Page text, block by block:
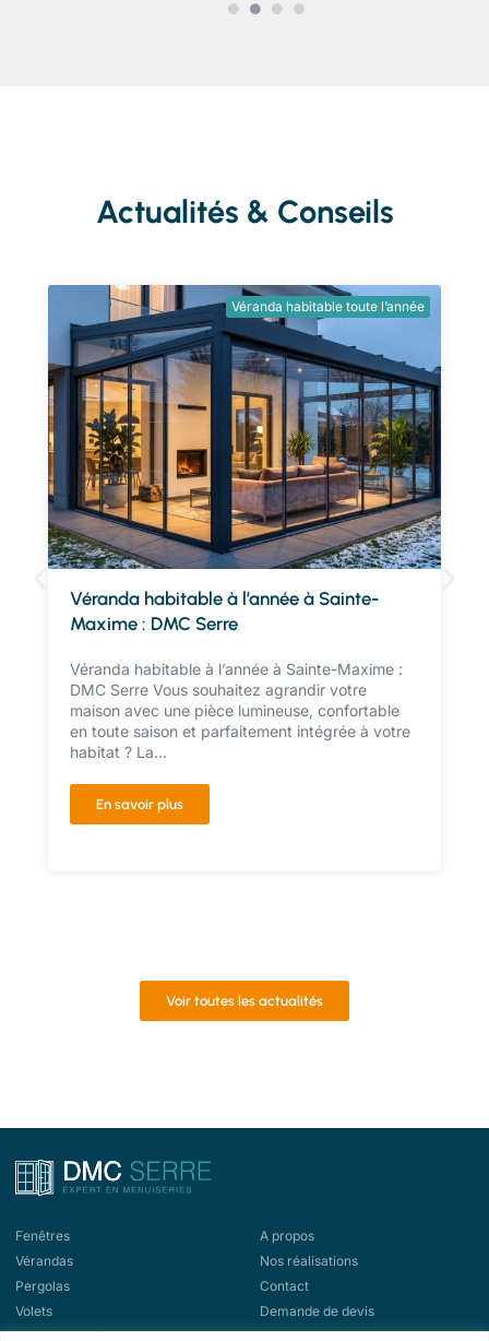
Actualités & Conseils
Véranda habitable toute l’année
Véranda habitable à l’année à Sainte-
Maxime : DMC Serre
Véranda habitable à l’année à Sainte-Maxime :
DMC Serre Vous souhaitez agrandir votre
maison avec une pièce lumineuse, confortable
en toute saison et parfaitement intégrée à votre
habitat ? La...
En savoir plus
Voir toutes les actualités
Fenêtres
Vérandas
Pergolas
Volets
Portes d'entrée
A propos
Nos réalisations
Contact
Demande de devis
Demande de rappel